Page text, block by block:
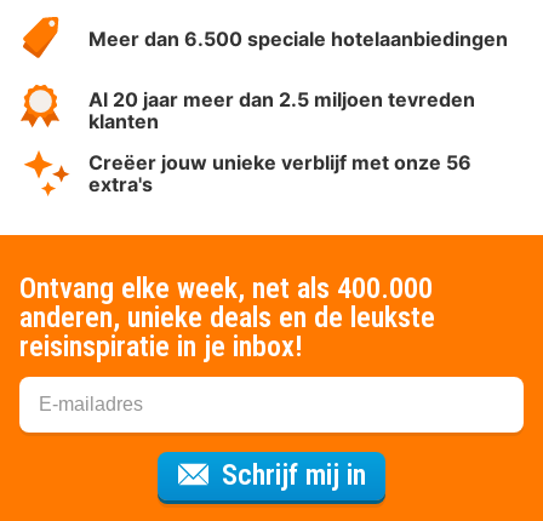
HotelSpecials
Meer dan 6.500 speciale hotelaanbiedingen
Al 20 jaar meer dan 2.5 miljoen tevreden
klanten
Creëer jouw unieke verblijf met onze 56
extra's
Ontvang elke week, net als 400.000
anderen, unieke deals en de leukste
reisinspiratie in je inbox!
Schrijf mij in